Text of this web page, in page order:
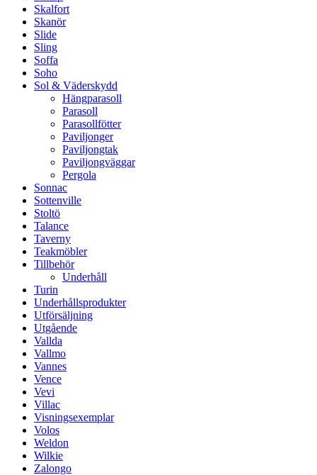
Skalfort
Skanör
Slide
Sling
Soffa
Soho
Sol & Väderskydd
Hängparasoll
Parasoll
Parasollfötter
Paviljonger
Paviljongtak
Paviljongväggar
Pergola
Sonnac
Sottenville
Stoltö
Talance
Taverny
Teakmöbler
Tillbehör
Underhåll
Turin
Underhållsprodukter
Utförsäljning
Utgående
Vallda
Vallmo
Vannes
Vence
Vevi
Villac
Visningsexemplar
Volos
Weldon
Wilkie
Zalongo